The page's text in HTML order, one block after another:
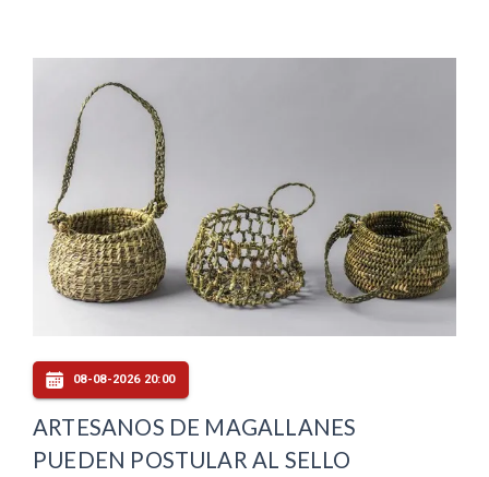
08-08-2026 20:00
ARTESANOS DE MAGALLANES
PUEDEN POSTULAR AL SELLO